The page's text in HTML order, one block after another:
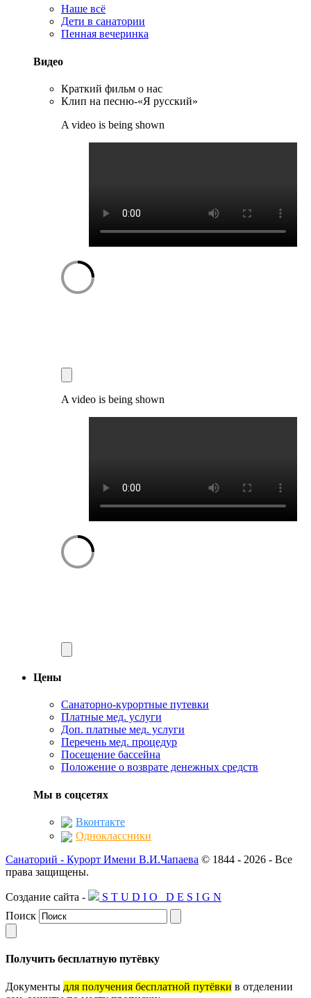
Наше всё
Дети в санатории
Пенная вечеринка
Видео
Краткий фильм о нас
Клип на песню-«Я русский»
A video is being shown
A video is being shown
Цены
Санаторно-курортные путевки
Платные мед. услуги
Доп. платные мед. услуги
Перечень мед. процедур
Посещение бассейна
Положение о возврате денежных средств
Мы в соцсетях
Вконтакте
Одноклассники
Санаторий - Курорт Имени В.И.Чапаева © 1844 - 2026 - Все
права защищены.
Создание сайта - S T U D I O D E S I G N
Поиск
Получить бесплатную путёвку
Документы для получения бесплатной путёвки в отделении